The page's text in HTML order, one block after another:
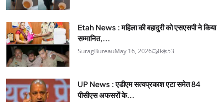
Etah News : महिला की बहादुरी को एसएसपी ने किया
सम्मानित,...
SuragBureauMay 16, 2026 0 53
UP News : एडीएम सत्यप्रकाश एटा समेत 84
पीसीएस अफसरों के...